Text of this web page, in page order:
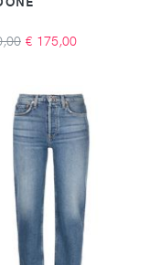
€ 175,00